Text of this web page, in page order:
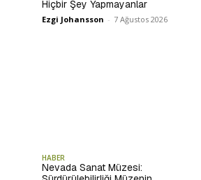
Hiçbir Şey Yapmayanlar
Ezgi Johansson - 7 Ağustos 2026
HABER
Nevada Sanat Müzesi: